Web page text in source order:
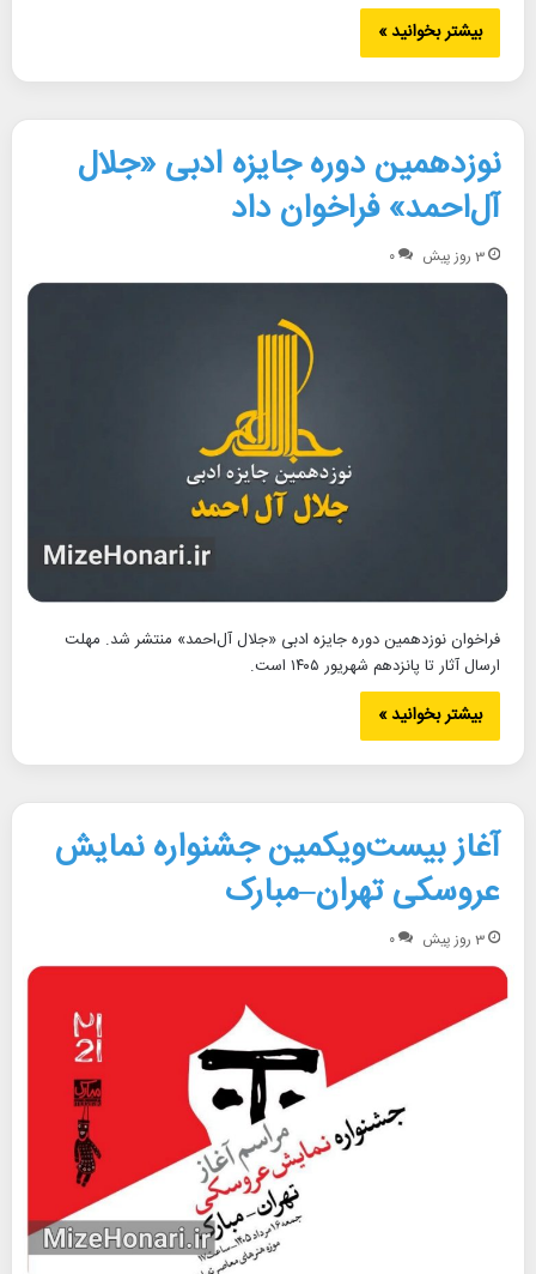
بیشتر بخوانید »
نوزدهمین دوره جایزه ادبی «جلال
آل‌احمد» فراخوان داد
3 روز پیش ۰
فراخوان نوزدهمین دوره‌ جایزه‌ ادبی «جلال آل‌احمد» منتشر شد. مهلت
ارسال آثار تا پانزدهم شهریور ۱۴۰۵ است.
بیشتر بخوانید »
آغاز بیست‌ویکمین جشنواره نمایش
عروسکی تهران–مبارک
3 روز پیش ۰